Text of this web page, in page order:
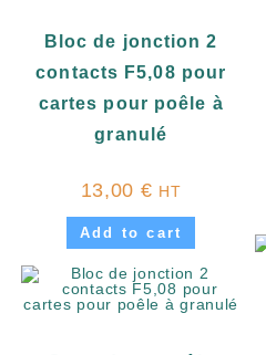
Bloc de jonction 2
contacts F5,08 pour
cartes pour poêle à
granulé
13,00 € HT
Add to cart